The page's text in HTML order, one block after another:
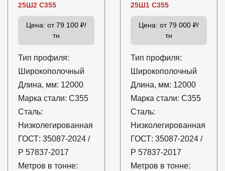
25Ш2 С355
Цена: от 79 100 ₽/
тн
Тип профиля:
Широкополочный
Длина, мм: 12000
Марка стали: С355
Сталь:
Низколегированная
ГОСТ: 35087-2024 /
Р 57837-2017
Метров в тонне:
25Ш1 С355
Цена: от 79 000 ₽/
тн
Тип профиля:
Широкополочный
Длина, мм: 12000
Марка стали: С355
Сталь:
Низколегированная
ГОСТ: 35087-2024 /
Р 57837-2017
Метров в тонне: